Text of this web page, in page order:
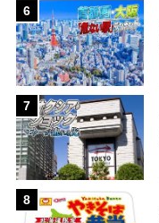
6
7
8